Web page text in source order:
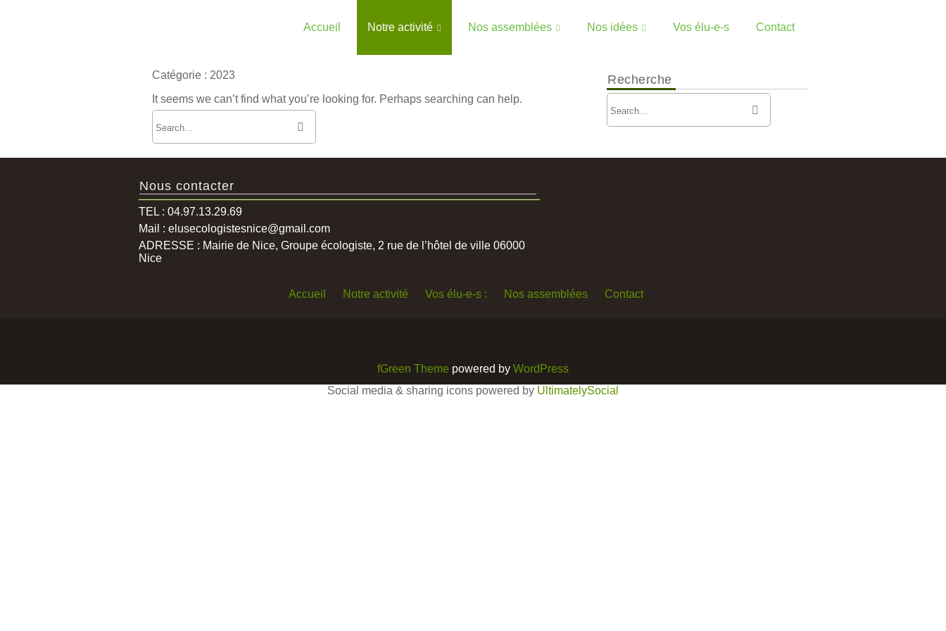
Accueil Notre activité Nos assemblées Nos idées Vos élu-e-s Contact
Catégorie : 2023
It seems we can’t find what you’re looking for. Perhaps searching can help.
Recherche
Nous contacter
TEL : 04.97.13.29.69
Mail : elusecologistesnice@gmail.com
ADRESSE : Mairie de Nice, Groupe écologiste, 2 rue de l’hôtel de ville 06000
Nice
Accueil Notre activité Vos élu-e-s : Nos assemblées Contact
fGreen Theme powered by WordPress
Social media & sharing icons powered by UltimatelySocial